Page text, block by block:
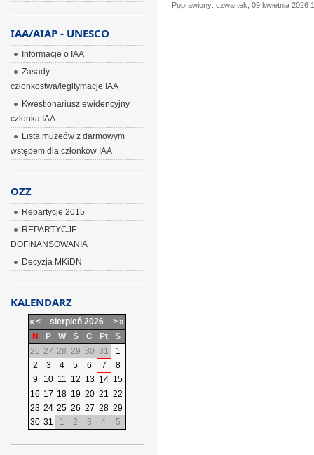
Poprawiony: czwartek, 09 kwietnia 2026
IAA/AIAP - UNESCO
Informacje o IAA
Zasady
członkostwa/legitymacje IAA
Kwestionariusz ewidencyjny
członka IAA
Lista muzeów z darmowym
wstępem dla członków IAA
OZZ
Repartycje 2015
REPARTYCJE -
DOFINANSOWANIA
Decyzja MKiDN
KALENDARZ
« < sierpień 2026 >»
N
P W Ś C Pt
S
26 27 28 29 30 31
1
2
3 4 5 6 7
8
9
10 11 12 13 14 15
16 17 18 19 20 21 22
23 24 25 26 27 28 29
30 31 1 2 3 4 5